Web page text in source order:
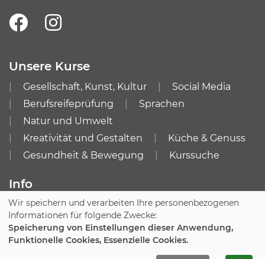
Unsere Kurse
Gesellschaft, Kunst, Kultur
Social Media
Berufsreifeprüfung
Sprachen
Natur und Umwelt
Kreativität und Gestalten
Küche & Genuss
Gesundheit & Bewegung
Kurssuche
Info
Impressum
AGB
Datenschutzerklärung
Cookie Einstellungen
Wir speichern und verarbeiten Ihre personenbezogenen
Informationen für folgende Zwecke:
Speicherung von Einstellungen dieser Anwendung,
Funktionelle Cookies, Essenzielle Cookies.